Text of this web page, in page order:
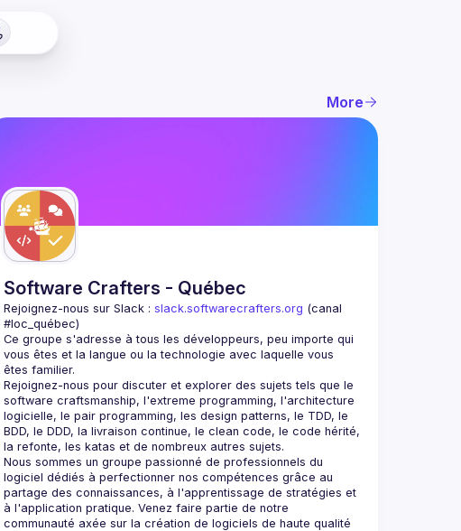
More
Software Crafters - Québec
Rejoignez-nous sur Slack : slack.softwarecrafters.org (canal
#loc_québec)
Ce groupe s'adresse à tous les développeurs, peu importe qui
vous êtes et la langue ou la technologie avec laquelle vous
Rejoignez-nous pour discuter et explorer des sujets tels que le
software craftsmanship, l'extreme programming, l'architecture
logicielle, le pair programming, les design patterns, le TDD, le
BDD, le DDD, la livraison continue, le clean code, le code hérité,
Nous sommes un groupe passionné de professionnels du
logiciel dédiés à perfectionner nos compétences grâce au
partage des connaissances, à l'apprentissage de stratégies et
à l'application pratique. Venez faire partie de notre
communauté axée sur la création de logiciels de haute qualité